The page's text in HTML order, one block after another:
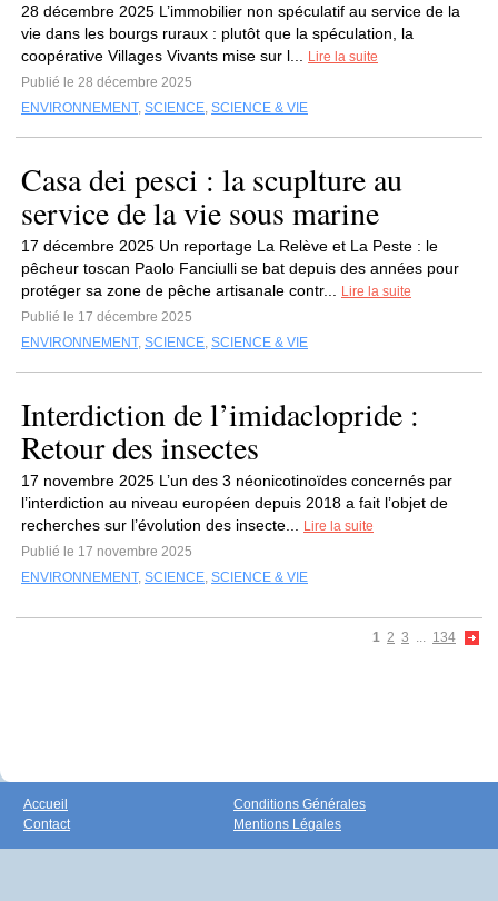
28 décembre 2025 L’immobilier non spéculatif au service de la
vie dans les bourgs ruraux : plutôt que la spéculation, la
coopérative Villages Vivants mise sur l...
Lire la suite
Publié le 28 décembre 2025
ENVIRONNEMENT, SCIENCE, SCIENCE & VIE
Casa dei pesci : la scuplture au
service de la vie sous marine
17 décembre 2025 Un reportage La Relève et La Peste : le
pêcheur toscan Paolo Fanciulli se bat depuis des années pour
protéger sa zone de pêche artisanale contr...
Lire la suite
Publié le 17 décembre 2025
ENVIRONNEMENT, SCIENCE, SCIENCE & VIE
Interdiction de l’imidaclopride :
Retour des insectes
17 novembre 2025 L’un des 3 néonicotinoïdes concernés par
l’interdiction au niveau européen depuis 2018 a fait l’objet de
recherches sur l’évolution des insecte...
Lire la suite
Publié le 17 novembre 2025
ENVIRONNEMENT, SCIENCE, SCIENCE & VIE
1 2 3 ... 134
Accueil
Contact
Conditions Générales
Mentions Légales